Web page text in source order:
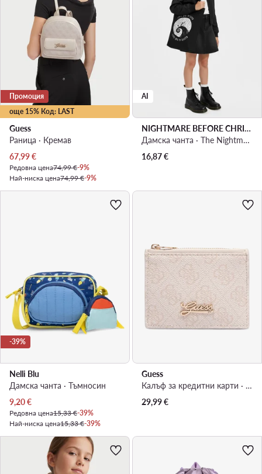
още 15% Код: LAST
Промоция
Guess
Раница · Кремав
Актуална цена
67,99€
Редовна цена74,99 €-9%
Най-ниска цена74,99 €-9%
AI
NIGHTMARE BEFORE CHRISTMAS
Дамска чанта · The Nightmare Before Christmas · Черен
16,87€
-39%
Nelli Blu
Дамска чанта · Тъмносин
Актуална цена
9,20€
Редовна цена15,33 €-39%
Най-ниска цена15,33 €-39%
Guess
Калъф за кредитни карти · Бежов
29,99€